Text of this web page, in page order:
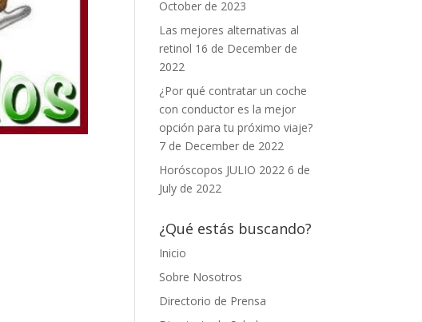
October de 2023
Las mejores alternativas al
retinol 16 de December de
2022
¿Por qué contratar un coche
con conductor es la mejor
opción para tu próximo viaje?
7 de December de 2022
Horóscopos JULIO 2022 6 de
July de 2022
¿Qué estás buscando?
Inicio
Sobre Nosotros
Directorio de Prensa